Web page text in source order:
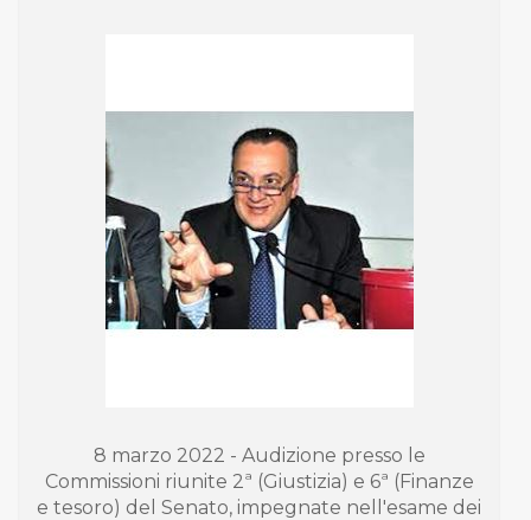
8 marzo 2022 - Audizione presso le
Commissioni riunite 2ª (Giustizia) e 6ª (Finanze
e tesoro) del Senato, impegnate nell'esame dei